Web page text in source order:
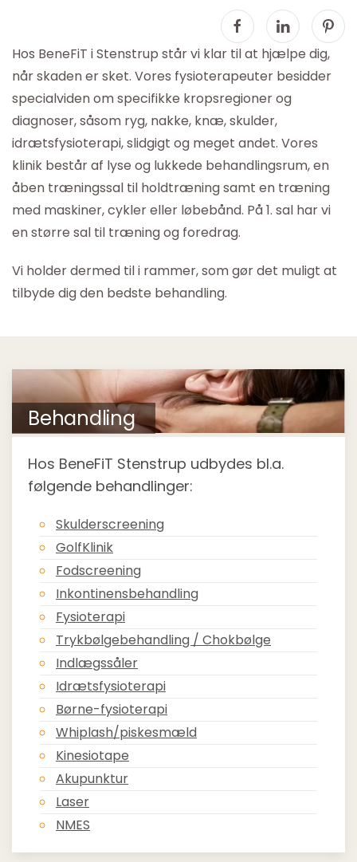
Hos BeneFiT i Stenstrup står vi klar til at hjælpe dig,
når skaden er sket. Vores fysioterapeuter besidder
specialviden om specifikke kropsregioner og
diagnoser, såsom ryg, nakke, knæ, skulder,
idrætsfysioterapi, slidgigt og meget andet. Vores
klinik består af lyse og lukkede behandlingsrum, en
åben træningssal til holdtræning samt en træning
med maskiner, cykler eller løbebånd. På 1. sal har vi
en større sal til træning og foredrag.
Vi holder dermed til i rammer, som gør det muligt at
tilbyde dig den bedste behandling.
Behandling
Hos BeneFiT Stenstrup udbydes bl.a.
følgende behandlinger:
Skulderscreening
GolfKlinik
Fodscreening
Inkontinensbehandling
Fysioterapi
Trykbølgebehandling / Chokbølge
Indlægssåler
Idrætsfysioterapi
Børne-fysioterapi
Whiplash/piskesmæld
Kinesiotape
Akupunktur
Laser
NMES